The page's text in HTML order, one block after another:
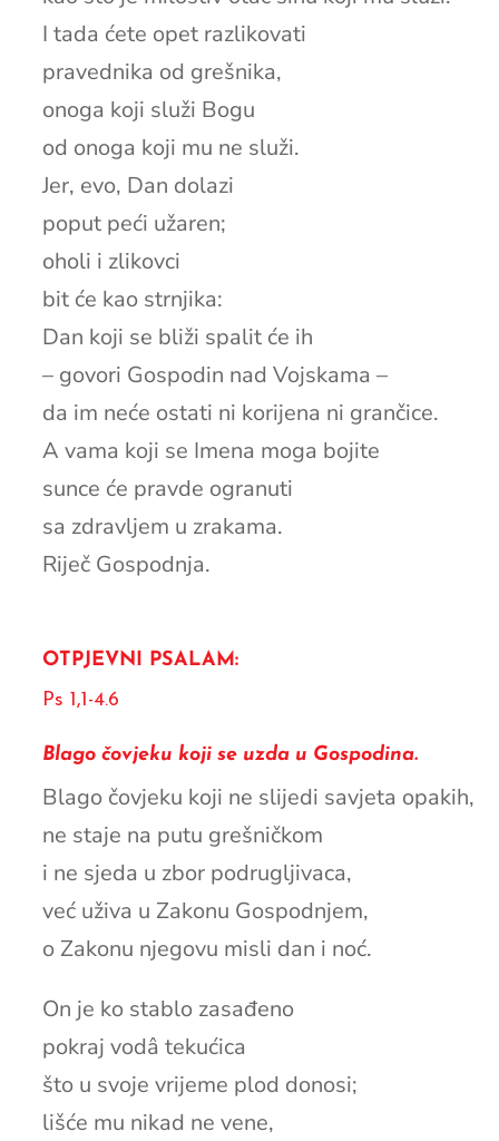
I tada ćete opet razlikovati
pravednika od grešnika,
onoga koji služi Bogu
od onoga koji mu ne služi.
Jer, evo, Dan dolazi
poput peći užaren;
oholi i zlikovci
bit će kao strnjika:
Dan koji se bliži spalit će ih
– govori Gospodin nad Vojskama –
da im neće ostati ni korijena ni grančice.
A vama koji se Imena moga bojite
sunce će pravde ogranuti
sa zdravljem u zrakama.
Riječ Gospodnja.
OTPJEVNI PSALAM:
Ps 1,1-4.6
Blago čovjeku koji se uzda u Gospodina.
Blago čovjeku koji ne slijedi savjeta opakih,
ne staje na putu grešničkom
i ne sjeda u zbor podrugljivaca,
već uživa u Zakonu Gospodnjem,
o Zakonu njegovu misli dan i noć.
On je ko stablo zasađeno
pokraj vodâ tekućica
što u svoje vrijeme plod donosi;
lišće mu nikad ne vene,